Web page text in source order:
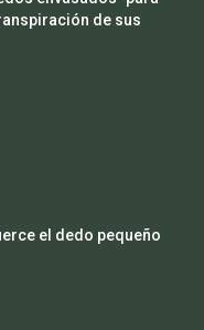
de sus
el dedo pequeño